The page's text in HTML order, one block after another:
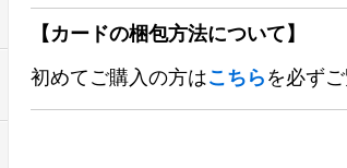
【カードの梱包方法について】
初めてご購入の方はこちら を必ずご